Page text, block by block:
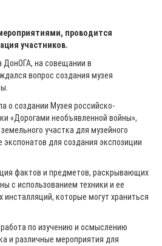
проводится
участников.
ДонОГА, на совещании в
вопрос создания музея
о создании Музея российско-
«Дорогами необъявленной войны»,
участка для музейного
для создания экспозиции
фактов и предметов, раскрывающих
с использованием техники и ее
которые могут храниться
по изучению и осмыслению
и различные мероприятия для